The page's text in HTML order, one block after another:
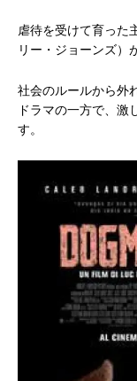
虐待を受けて育った
リー・ジョーンズ）
社会のルールから外
ドラマの一方で、
す。